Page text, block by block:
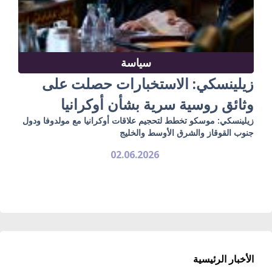
سياسة
زيلينسكي: الاستخبارات حصلت على
وثائق روسية سرية بشأن أوكرانيا
زيلينسكي: موسكو تخطط لتحجيم علاقات أوكرانيا مع مولدوفا ودول
جنوب القوقاز والشرق الأوسط والخليج
02.06.2026
الأخبار الرئيسية